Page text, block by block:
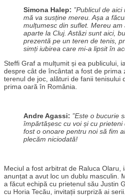
Simona Halep: ”Publicul de
mă va susține mereu. Așa a
mulțumesc din suflet. Mereu
aparte la Cluj. Astăzi sunt aici,
prezentă pe un teren de tenis,
simți iubirea care mi-a lipsit în
Steffi Graf a mulțumit și ea publicului,
despre cât de încântat a fost de prima
terenul de joc, alături de fanii tenisului
prima oară în România.
Andre Agassi: ”Este o bucurie
împărtășesc cu voi și cu prieteni
fost o onoare pentru noi să fim
plecăm niciodată!
Meciul a fost arbitrat de Raluca Olaru,
anunțat a avut loc un dublu masculin.
a făcut echipă cu prietenul său Justin
cu Horia Tecău, invitații surpriză ai serii.